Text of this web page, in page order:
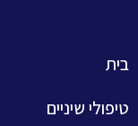
בית
טיפולי שיניים